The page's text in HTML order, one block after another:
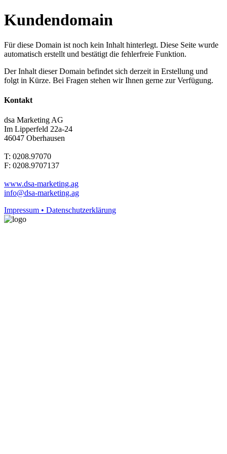
Kundendomain
Für diese Domain ist noch kein Inhalt hinterlegt. Diese Seite wurde
automatisch erstellt und bestätigt die fehlerfreie Funktion.
Der Inhalt dieser Domain befindet sich derzeit in Erstellung und
folgt in Kürze. Bei Fragen stehen wir Ihnen gerne zur Verfügung.
Kontakt
dsa Marketing AG
Im Lipperfeld 22a-24
46047 Oberhausen
T: 0208.97070
F: 0208.9707137
www.dsa-marketing.ag
info@dsa-marketing.ag
Impressum • Datenschutzerklärung